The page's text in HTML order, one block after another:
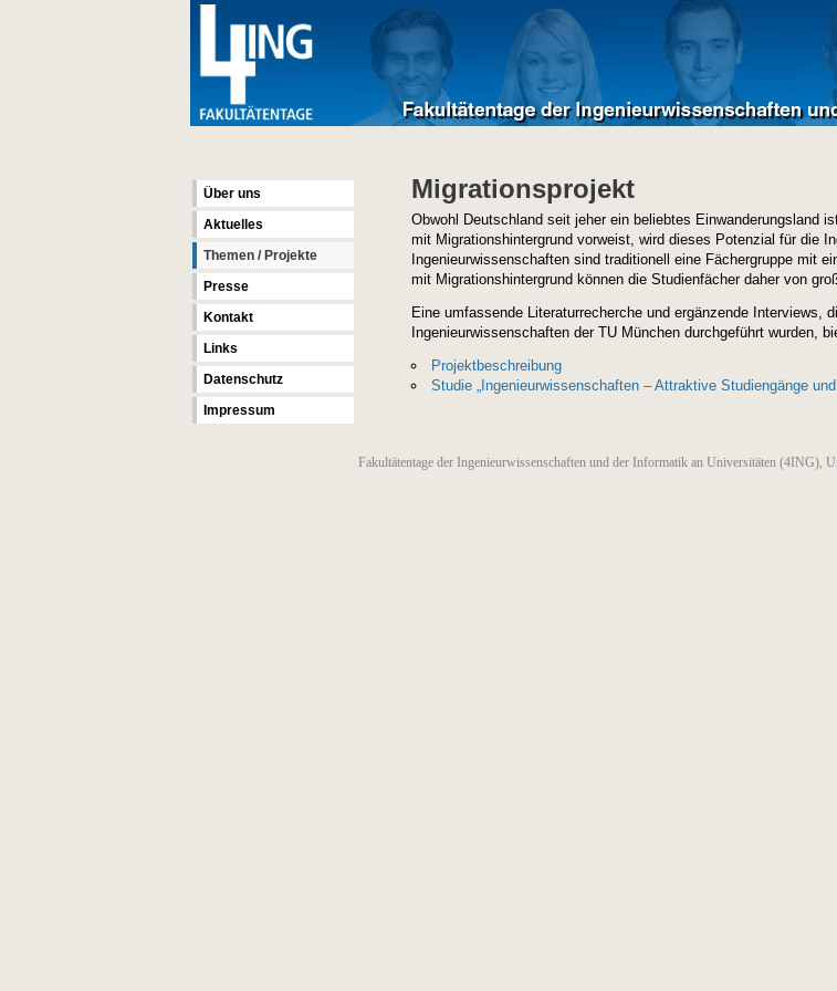
Über uns
Aktuelles
Themen / Projekte
Presse
Kontakt
Links
Datenschutz
Impressum
Migrationsprojekt
Obwohl Deutschland seit jeher ein beliebtes Einwanderungsland
mit Migrationshintergrund vorweist, wird dieses Potenzial für die
Ingenieurwissenschaften sind traditionell eine Fächergruppe mit
mit Migrationshintergrund können die Studienfächer daher von
Eine umfassende Literaturrecherche und ergänzende Interviews,
Ingenieurwissenschaften der TU München durchgeführt wurden,
Projektbeschreibung
Studie „Ingenieurwissenschaften – Attraktive Studiengänge
Fakultätentage der Ingenieurwissenschaften und der Informatik an Universitäten (4ING),